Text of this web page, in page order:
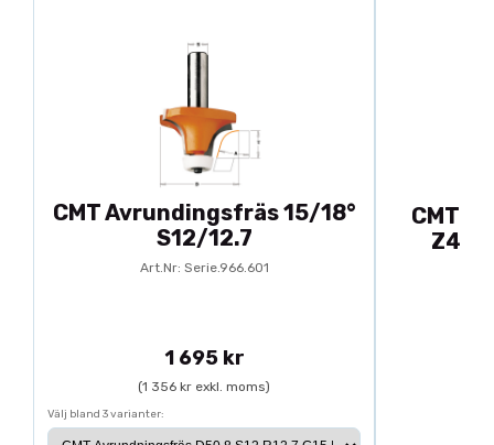
CMT Avrundingsfräs 15/18°
S12/12.7
Art.Nr: Serie.966.601
1 695 kr
(1 356 kr exkl. moms)
Välj bland 3 varianter:
CMT
Z48